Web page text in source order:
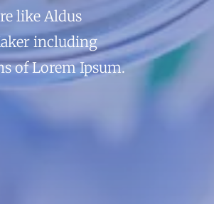
like Aldus
including
of Lorem Ipsum.